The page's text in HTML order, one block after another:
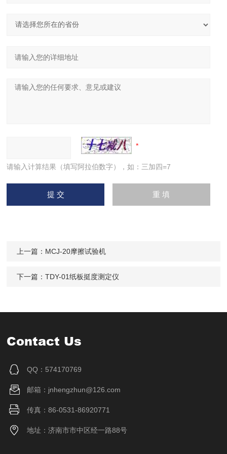
请输入计算结果（填写阿拉伯数字），如：三加四=7
上一篇： MCJ-20摩擦试验机
下一篇：TDY-01纸板挺度测定仪
Contact Us
QQ：574170769
邮箱：jnhengzhun@126.com
传真：86-0531-86920771
地址：济南市市中区经一路88号